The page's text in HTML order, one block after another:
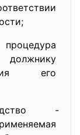
должнику
его
-